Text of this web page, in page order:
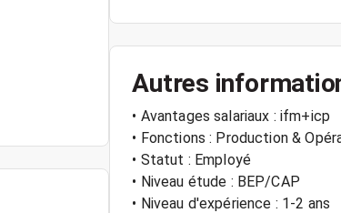
Autres
• Avantages salariaux : ifm+icp
• Fonctions : Production &
• Statut : Employé
• Niveau étude : BEP/CAP
• Niveau d'expérience : 1-2 ans